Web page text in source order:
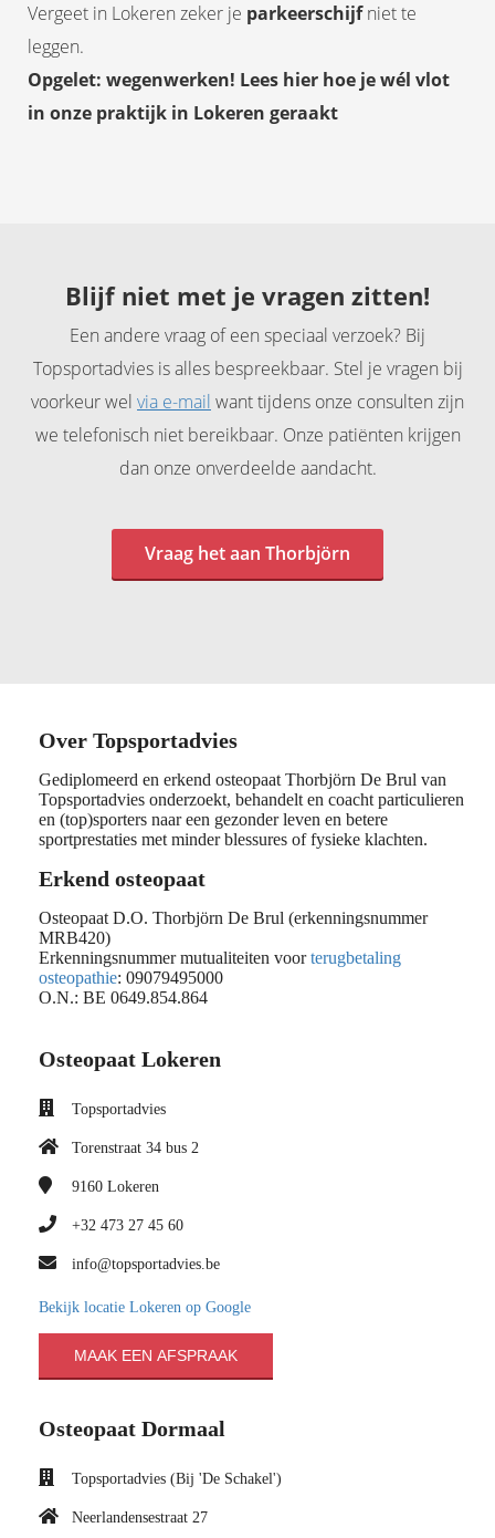
Vergeet in Lokeren zeker je parkeerschijfniet te
leggen.
Opgelet: wegenwerken! Lees hier hoe je wél vlot
in onze praktijk in Lokeren geraakt
Blijf niet met je vragen zitten!
Een andere vraag of een speciaal verzoek? Bij
Topsportadvies is alles bespreekbaar. Stel je vragen bij
voorkeur wel via e-mail want tijdens onze consulten zijn
we telefonisch niet bereikbaar. Onze patiënten krijgen
dan onze onverdeelde aandacht.
Vraag het aan Thorbjörn
Over Topsportadvies
Gediplomeerd en erkend osteopaat Thorbjörn De Brul van
Topsportadvies onderzoekt, behandelt en coacht particulieren
en (top)sporters naar een gezonder leven en betere
sportprestaties met minder blessures of fysieke klachten.
Erkend osteopaat
Osteopaat D.O. Thorbjörn De Brul (erkenningsnummer
MRB420)
Erkenningsnummer mutualiteiten voorterugbetaling
osteopathie: 09079495000
O.N.: BE 0649.854.864
Osteopaat Lokeren
Topsportadvies
Torenstraat 34 bus 2
9160 Lokeren
+32 473 27 45 60
info@topsportadvies.be
Bekijk locatie Lokeren op Google
MAAK EEN AFSPRAAK
Osteopaat Dormaal
Topsportadvies (Bij 'De Schakel')
Neerlandensestraat 27